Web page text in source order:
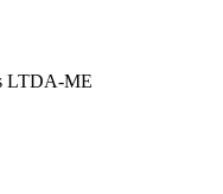
LTDA-ME